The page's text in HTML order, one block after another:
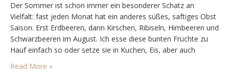
Der Sommer ist schon immer ein besonderer Schatz an
Vielfalt: fast jeden Monat hat ein anderes süßes, saftiges Obst
Saison. Erst Erdbeeren, dann Kirschen, Ribiseln, Himbeeren und
Schwarzbeeren im August. Ich esse diese bunten Früchte zu
Hauf einfach so oder setze sie in Kuchen, Eis, aber auch
Pikantem ein. So gibt’s auch heute ein pikantes Rezept mit
Kirschen. Kirschen sind…
Read More »